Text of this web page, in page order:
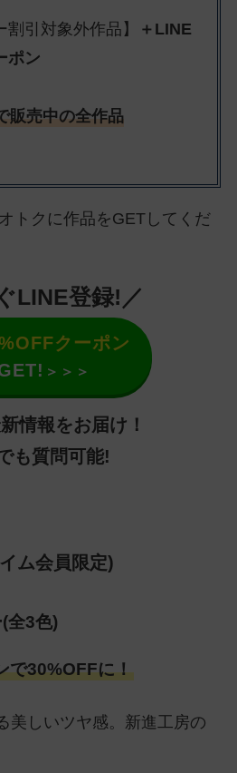
引対象外作品】
＋LINE
ポン
販売中の全作品
トクに作品をGETしてくだ
LINE登録!／
クーポン
＞＞＞
情報をお届け！
も質問可能!
ム会員限定)
全3色)
で30%OFFに！
美しいツヤ感。新進工房の